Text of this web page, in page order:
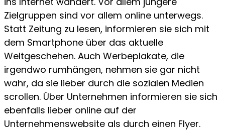
Zielgruppen sind vor allem online unterwegs.
Statt Zeitung zu lesen, informieren sie sich mit
dem Smartphone über das aktuelle
Weltgeschehen. Auch Werbeplakate, die
irgendwo rumhängen, nehmen sie gar nicht
wahr, da sie lieber durch die sozialen Medien
scrollen. Über Unternehmen informieren sie sich
ebenfalls lieber online auf der
Unternehmenswebsite als durch einen Flyer.